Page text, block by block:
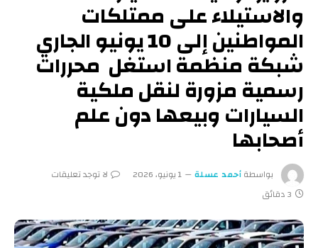
والاستيلاء على ممتلكات
المواطنين إلى 10 يونيو الجاري
شبكة منظمة استغل محررات
رسمية مزورة لنقل ملكية
السيارات وبيعها دون علم
أصحابها
بواسطةأحمد عسلة 1 يونيو، 2026
لا توجد تعليقات
3 دقائق